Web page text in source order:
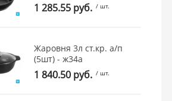
1 285.55 руб. / шт.
Жаровня 3л ст.кр. а/п
(5шт) - ж34а
1 840.50 руб. / шт.